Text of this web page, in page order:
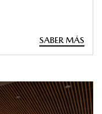
SABER MÁS